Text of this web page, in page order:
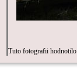
Tuto fotografii hodnotilo